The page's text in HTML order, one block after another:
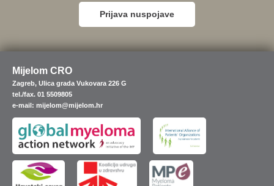
Prijava nuspojave
Mijelom CRO
Zagreb, Ulica grada Vukovara 226 G
tel./fax. 01 5509805
e-mail: mijelom@mijelom.hr